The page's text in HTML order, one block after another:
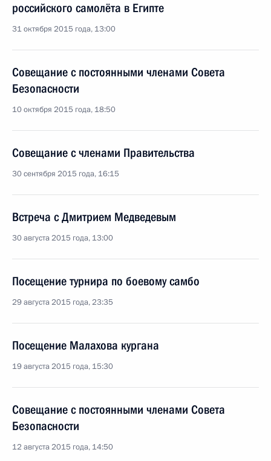
российского самолёта в Египте
31 октября 2015 года, 13:00
Совещание с постоянными членами Совета
Безопасности
10 октября 2015 года, 18:50
Совещание с членами Правительства
30 сентября 2015 года, 16:15
Встреча с Дмитрием Медведевым
30 августа 2015 года, 13:00
Посещение турнира по боевому самбо
29 августа 2015 года, 23:35
Посещение Малахова кургана
19 августа 2015 года, 15:30
Совещание с постоянными членами Совета
Безопасности
12 августа 2015 года, 14:50